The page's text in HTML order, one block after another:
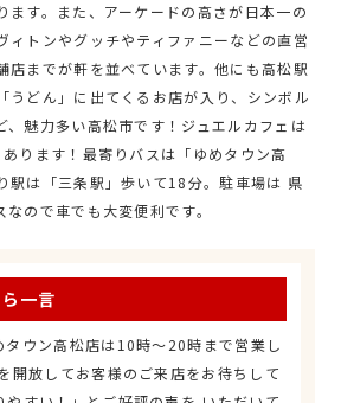
ます。また、アーケードの高さが日本一の
ィトンやグッチやティファニーなどの直営
店までが軒を並べています。他にも高松駅
うどん」に出てくるお店が入り、シンボル
、魅力多い高松市です！ジュエルカフェは
ります！最寄りバスは「ゆめタウン高
駅は「三条駅」歩いて18分。駐車場は 県
ので車でも大変便利です。
一言
タウン高松店は10時～20時まで営業し
開放してお客様のご来店をお待ちして